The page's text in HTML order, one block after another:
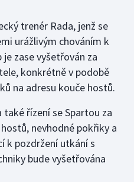
trenér Rada, jenž se
urážlivým chováním k
zase vyšetřován za
konkrétně v podobě
na adresu kouče hostů.
řízení se Spartou za
nevhodné pokřiky a
k pozdržení utkání s
bude vyšetřována